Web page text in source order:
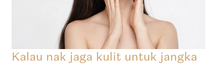
Kalau nak jaga kulit untuk jangka